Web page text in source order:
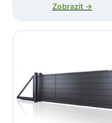
Zobrazit →